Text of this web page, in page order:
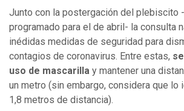
Junto con la postergación del plebiscito
programado para el de abril- la consulta
inédidas medidas de seguridad para
contagios de coronavirus. Entre estas,
uso de mascarilla y mantener una
un metro (sin embargo, considera que lo
1,8 metros de distancia).